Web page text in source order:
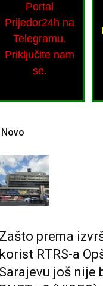
Portal
Prijedor24h na
Telegramu.
Priključite nam
se.
Novo
prema
RTRS-a
još nije